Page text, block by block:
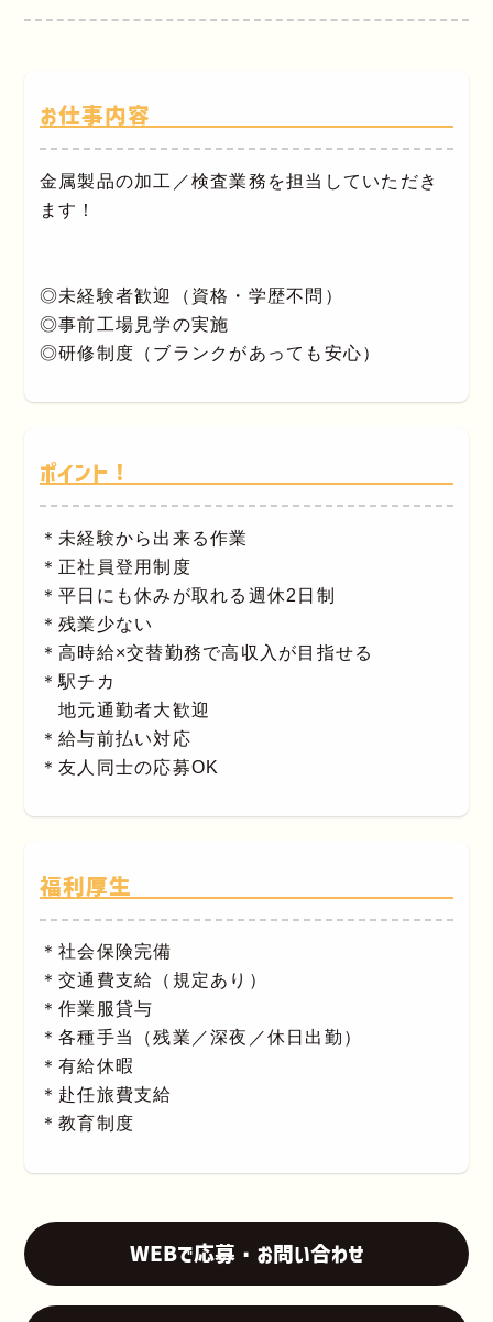
お仕事内容
金属製品の加工／検査業務を担当していただき
ます！
◎未経験者歓迎（資格・学歴不問）
◎事前工場見学の実施
◎研修制度（ブランクがあっても安心）
ポイント！
＊未経験から出来る作業
＊正社員登用制度
＊平日にも休みが取れる週休2日制
＊残業少ない
＊高時給×交替勤務で高収入が目指せる
＊駅チカ
地元通勤者大歓迎
＊給与前払い対応
＊友人同士の応募OK
福利厚生
＊社会保険完備
＊交通費支給（規定あり）
＊作業服貸与
＊各種手当（残業／深夜／休日出勤）
＊有給休暇
＊赴任旅費支給
＊教育制度
WEBで応募・お問い合わせ